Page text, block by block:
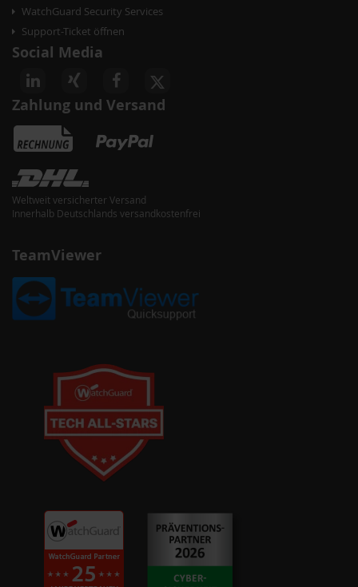
WatchGuard Security Services
Support-Ticket öffnen
Social Media
Zahlung und Versand
Weltweit versicherter Versand
Innerhalb Deutschlands versandkostenfrei
TeamViewer